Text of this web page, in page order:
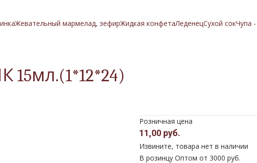
Жевательный мармелад, зефирЖидкая конфетаЛеденецСухой сокЧупа
Розничная цена
11,00 руб.
Извините, товара нет в наличии
В розинцу Оптом от 3000 руб.